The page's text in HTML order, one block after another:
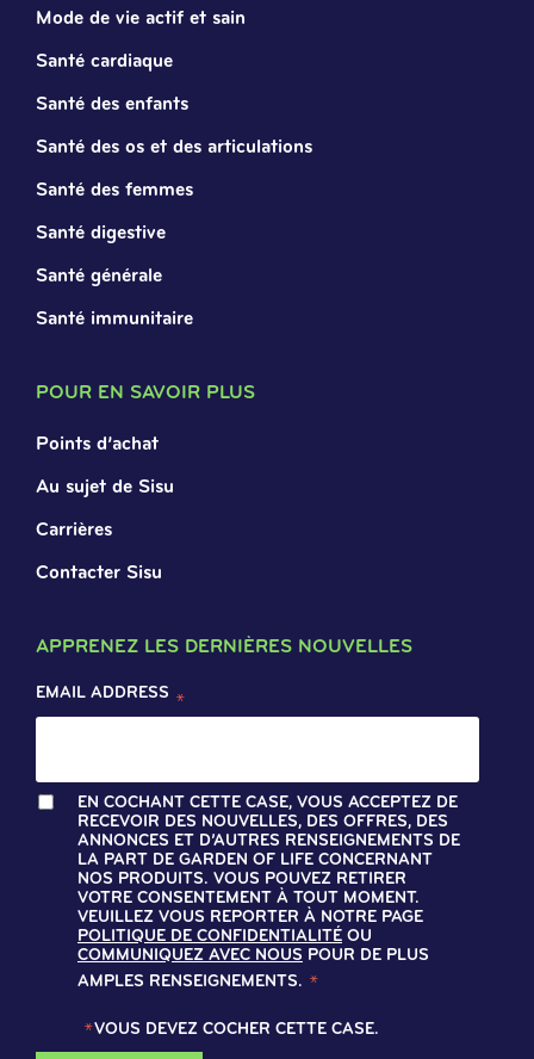
Mode de vie actif et sain
Santé cardiaque
Santé des enfants
Santé des os et des articulations
Santé des femmes
Santé digestive
Santé générale
Santé immunitaire
POUR EN SAVOIR PLUS
Points d’achat
Au sujet de Sisu
Carrières
Contacter Sisu
APPRENEZ LES DERNIÈRES NOUVELLES
EMAIL ADDRESS *
EN COCHANT CETTE CASE, VOUS ACCEPTEZ DE
RECEVOIR DES NOUVELLES, DES OFFRES, DES
ANNONCES ET D’AUTRES RENSEIGNEMENTS DE
LA PART DE GARDEN OF LIFE CONCERNANT
NOS PRODUITS. VOUS POUVEZ RETIRER
VOTRE CONSENTEMENT À TOUT MOMENT.
VEUILLEZ VOUS REPORTER À NOTRE PAGE
POLITIQUE DE CONFIDENTIALITÉ OU
COMMUNIQUEZ AVEC NOUS POUR DE PLUS
AMPLES RENSEIGNEMENTS. *
*VOUS DEVEZ COCHER CETTE CASE.